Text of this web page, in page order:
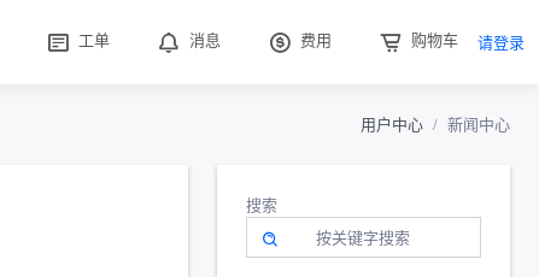
工单 消息 费用 购物车 请登录
用户中心 新闻中心
搜索